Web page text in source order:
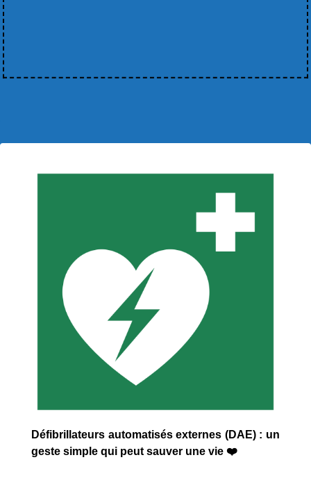
Défibrillateurs automatisés externes (DAE) : un
geste simple qui peut sauver une vie ❤️